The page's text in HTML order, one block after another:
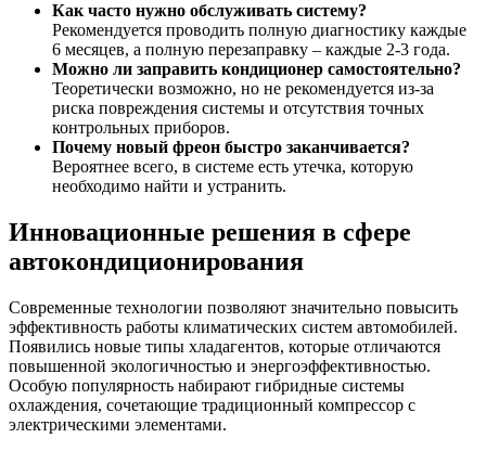
Как часто нужно обслуживать систему?
Рекомендуется проводить полную диагностику каждые
6 месяцев, а полную перезаправку – каждые 2-3 года.
Можно ли заправить кондиционер самостоятельно?
Теоретически возможно, но не рекомендуется из-за
риска повреждения системы и отсутствия точных
контрольных приборов.
Почему новый фреон быстро заканчивается?
Вероятнее всего, в системе есть утечка, которую
необходимо найти и устранить.
Инновационные решения в сфере
автокондиционирования
Современные технологии позволяют значительно повысить
эффективность работы климатических систем автомобилей.
Появились новые типы хладагентов, которые отличаются
повышенной экологичностью и энергоэффективностью.
Особую популярность набирают гибридные системы
охлаждения, сочетающие традиционный компрессор с
электрическими элементами.